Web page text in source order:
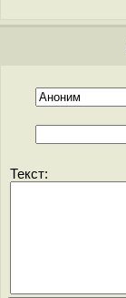
Текст: